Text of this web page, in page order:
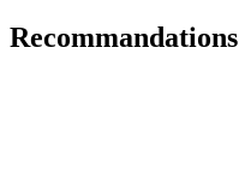
Recommandations